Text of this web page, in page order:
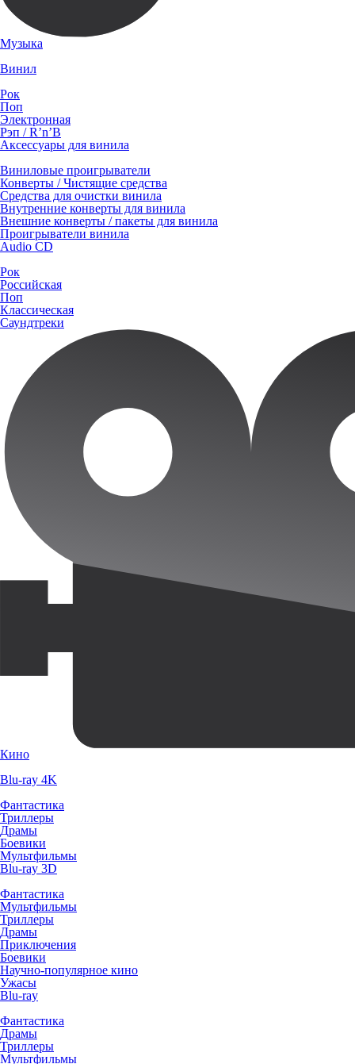
Музыка
Винил
Рок
Поп
Электронная
Рэп / R’n’B
Аксессуары для винила
Виниловые проигрыватели
Конверты / Чистящие средства
Средства для очистки винила
Внутренние конверты для винила
Внешние конверты / пакеты для винила
Проигрыватели винила
Audio CD
Рок
Российская
Поп
Классическая
Саундтреки
Кино
Blu-ray 4K
Фантастика
Триллеры
Драмы
Боевики
Мультфильмы
Blu-ray 3D
Фантастика
Мультфильмы
Триллеры
Драмы
Приключения
Боевики
Научно-популярное кино
Ужасы
Blu-ray
Фантастика
Драмы
Триллеры
Мультфильмы